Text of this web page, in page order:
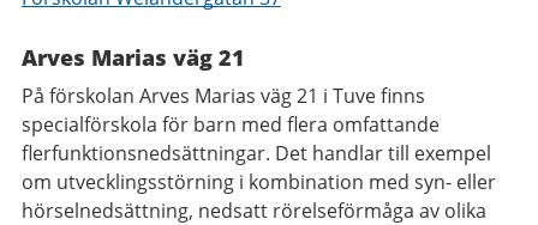
Arves Marias väg 21
På förskolan Arves Marias väg 21 i Tuve finns
specialförskola för barn med flera omfattande
flerfunktionsnedsättningar. Det handlar till exempel
om utvecklingsstörning i kombination med syn- eller
hörselnedsättning, nedsatt rörelseförmåga av olika